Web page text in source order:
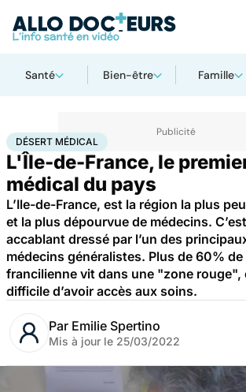
Santé Bien-être Famille
AccueilSantéDésert médical
DÉSERT MÉDICAL
L'Île-de-France, le
médical du pays
L’Ile-de-France, est la région la plus
et la plus dépourvue de médecins.
accablant dressé par l’un des
médecins généralistes. Plus de 60%
francilienne vit dans une "zone rouge",
difficile d’avoir accès aux soins.
Par Emilie Spertino
Mis à jour le 25/03/2022